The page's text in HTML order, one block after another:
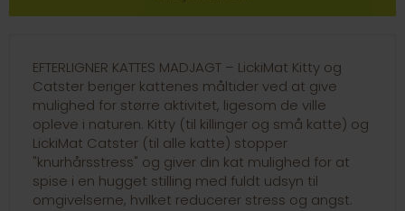
EFTERLIGNER KATTES MADJAGT – LickiMat Kitty og
Catster beriger kattenes måltider ved at give
mulighed for større aktivitet, ligesom de ville
opleve i naturen. Kitty (til killinger og små katte) og
LickiMat Catster (til alle katte) stopper
"knurhårsstress" og giver din kat mulighed for at
spise i en hugget stilling med fuldt udsyn til
omgivelserne, hvilket reducerer stress og angst.